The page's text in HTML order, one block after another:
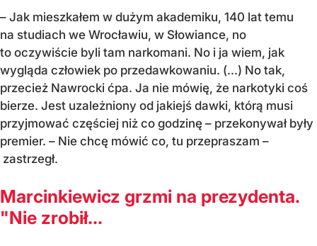
– Jak mieszkałem w dużym akademiku, 140 lat temu
na studiach we Wrocławiu, w Słowiance, no
to oczywiście byli tam narkomani. No i ja wiem, jak
wygląda człowiek po przedawkowaniu. (...) No tak,
przecież Nawrocki ćpa. Ja nie mówię, że narkotyki coś
bierze. Jest uzależniony od jakiejś dawki, którą musi
przyjmować częściej niż co godzinę – przekonywał były
premier. – Nie chcę mówić co, tu przepraszam –
zastrzegł.
Marcinkiewicz grzmi na prezydenta.
"Nie zrobił...